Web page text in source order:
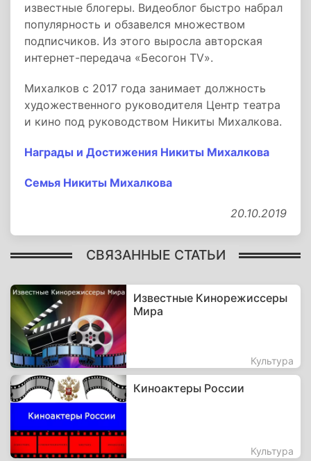
известные блогеры. Видеоблог быстро набрал
популярность и обзавелся множеством
подписчиков. Из этого выросла авторская
интернет-передача «Бесогон TV».
Михалков с 2017 года занимает должность
художественного руководителя Центр театра
и кино под руководством Никиты Михалкова.
Награды и Достижения Никиты Михалкова
Семья Никиты Михалкова
20.10.2019
СВЯЗАННЫЕ СТАТЬИ
Известные Кинорежиссеры
Мира
Культура
Киноактеры России
Культура